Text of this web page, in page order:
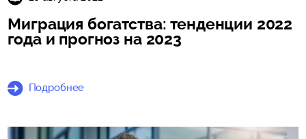
Миграция богатства: тенденции 2022
года и прогноз на 2023
Подробнее